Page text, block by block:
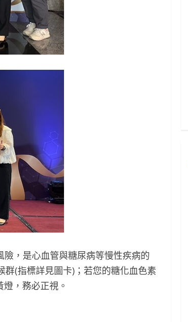
，是心血管與糖尿病等慢性疾病的
群(指標詳見圖卡)；若您的糖化血色素
，務必正視。